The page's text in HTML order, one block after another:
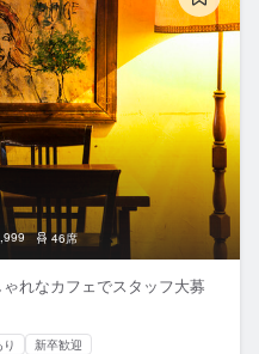
46席
れなカフェでスタッフ大募
新卒歓迎